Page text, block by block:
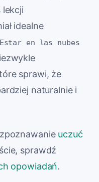
lekcji
idealne
Estar en las nubes
sprawi, że
naturalnie i
uczuć
sprawdź
opowiadań.